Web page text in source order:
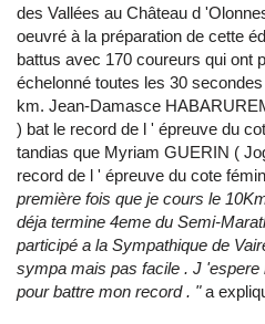
des Vallées au Château d
oeuvré à la préparation de cette
battus avec 170 coureurs qui ont
échelonné toutes les 30
km. Jean-Damasce
) bat le record de l ' épreuve du
tandias que Myriam GUERIN (
record de l ' épreuve du cote
première fois que je cours le
déja termine 4eme du Semi-
participé a la Sympathique de
sympa mais pas facile . J 'espere
pour battre mon record . "a